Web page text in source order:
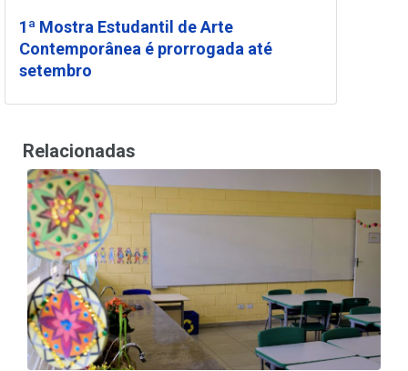
1ª Mostra Estudantil de Arte
Contemporânea é prorrogada até
setembro
Relacionadas